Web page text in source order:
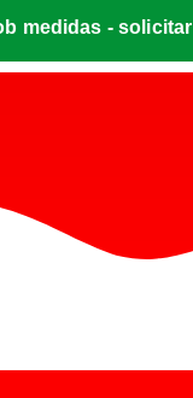
medidas - solicitar